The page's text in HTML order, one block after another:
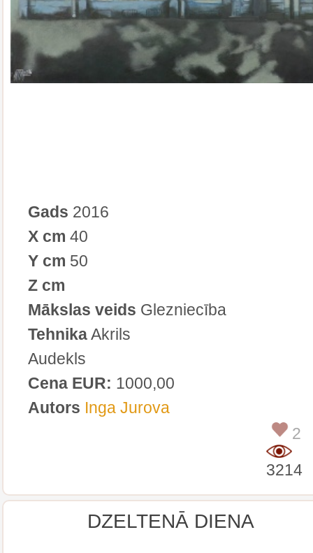
Gads 2016
X cm 40
Y cm 50
Z cm
Mākslas veids Glezniecība
TehnikaAkrils
Audekls
Cena EUR: 1000,00
Autors Inga Jurova
2
3214
DZELTENĀ DIENA